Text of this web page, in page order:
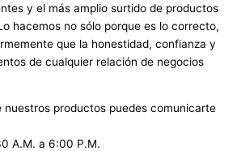
y el más amplio surtido de productos
hacemos no sólo porque es lo correcto,
que la honestidad, confianza y
de cualquier relación de negocios
nuestros productos puedes comunicarte
A.M. a 6:00 P.M.